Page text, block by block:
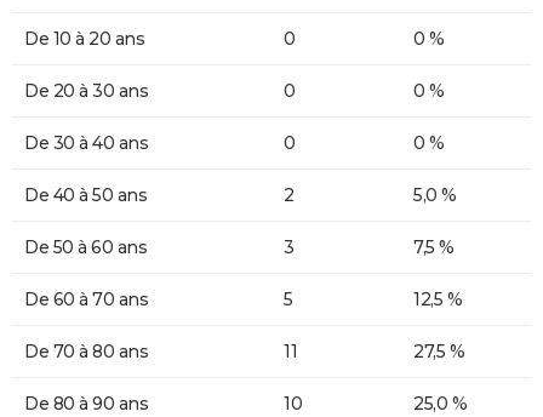
De 10 à 20 ans 0 0 %
De 20 à 30 ans 0 0 %
De 30 à 40 ans 0 0 %
De 40 à 50 ans 2 5,0 %
De 50 à 60 ans 3 7,5 %
De 60 à 70 ans 5 12,5 %
De 70 à 80 ans 11 27,5 %
De 80 à 90 ans 10 25,0 %